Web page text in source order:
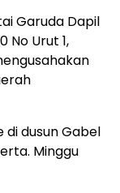
Garuda Dapil
No Urut 1,
dusun Gabel
Minggu